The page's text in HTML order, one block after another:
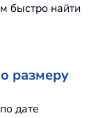
быстро найти
размеру
дате